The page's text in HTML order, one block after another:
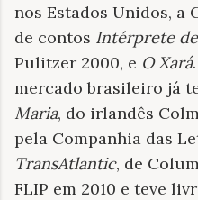
nos Estados Unidos, a
de contos Intérprete
Pulitzer 2000, e O Xará
mercado brasileiro já
Maria, do irlandês
pela Companhia das
TransAtlantic, de
FLIP em 2010 e teve